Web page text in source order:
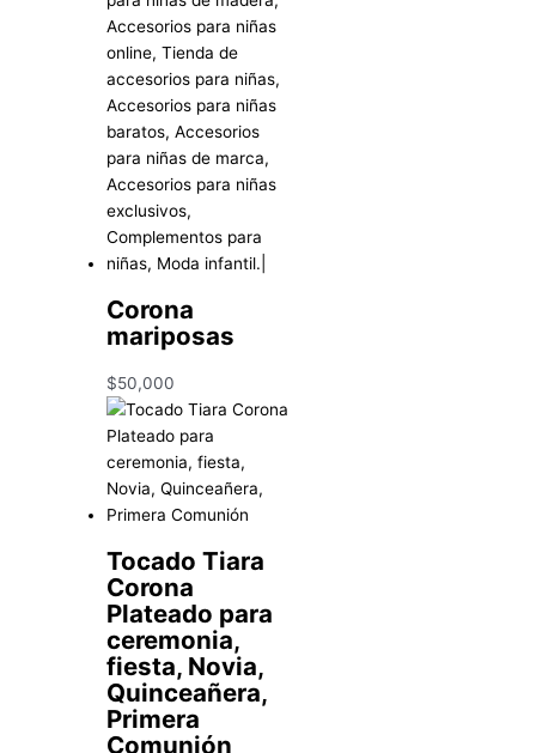
Corona
mariposas
$50,000
Tocado Tiara
Corona
Plateado para
ceremonia,
fiesta, Novia,
Quinceañera,
Primera
Comunión